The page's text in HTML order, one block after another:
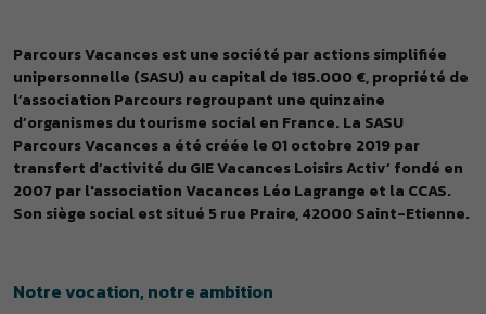
Parcours Vacances est une société par actions simplifiée
unipersonnelle (SASU) au capital de 185.000 €, propriété de
l’association Parcours regroupant une quinzaine
d’organismes du tourisme social en France. La SASU
Parcours Vacances a été créée le 01 octobre 2019 par
transfert d’activité du GIE Vacances Loisirs Activ’ fondé en
2007 par l'association Vacances Léo Lagrange et la CCAS.
Son siège social est situé 5 rue Praire, 42000 Saint-Etienne.
Notre vocation, notre ambition